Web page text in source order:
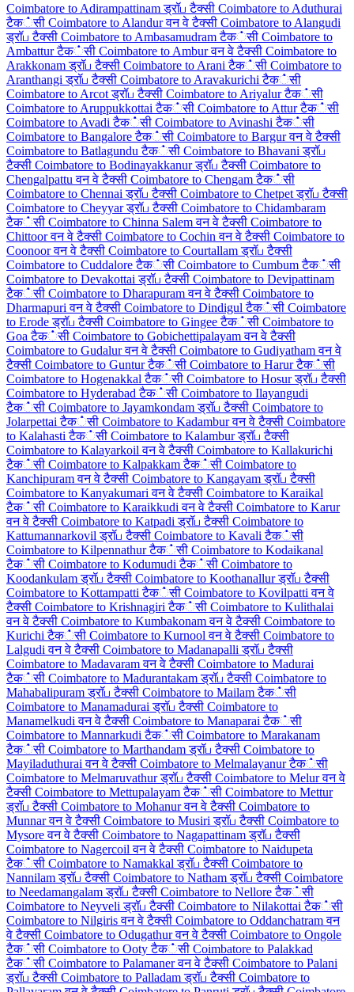
Coimbatore to Adirampattinam ड्रॉப टैक्सी Coimbatore to Aduthurai
टैक்सी Coimbatore to Alandur वन वे टैक्सी Coimbatore to Alangudi
ड्रॉப टैक्सी Coimbatore to Ambasamudram टैक்सी Coimbatore to
Ambattur टैक்सी Coimbatore to Ambur वन वे टैक्सी Coimbatore to
Arakkonam ड्रॉப टैक्सी Coimbatore to Arani टैक்सी Coimbatore to
Aranthangi ड्रॉப टैक्सी Coimbatore to Aravakurichi टैक்सी
Coimbatore to Arcot ड्रॉப टैक्सी Coimbatore to Ariyalur टैक்सी
Coimbatore to Aruppukkottai टैक்सी Coimbatore to Attur टैक்सी
Coimbatore to Avadi टैक்सी Coimbatore to Avinashi टैक்सी
Coimbatore to Bangalore टैक்सी Coimbatore to Bargur वन वे टैक्सी
Coimbatore to Batlagundu टैक்सी Coimbatore to Bhavani ड्रॉப
टैक्सी Coimbatore to Bodinayakkanur ड्रॉப टैक्सी Coimbatore to
Chengalpattu वन वे टैक्सी Coimbatore to Chengam टैक்सी
Coimbatore to Chennai ड्रॉப टैक्सी Coimbatore to Chetpet ड्रॉப टैक्सी
Coimbatore to Cheyyar ड्रॉப टैक्सी Coimbatore to Chidambaram
टैक்सी Coimbatore to Chinna Salem वन वे टैक्सी Coimbatore to
Chittoor वन वे टैक्सी Coimbatore to Cochin वन वे टैक्सी Coimbatore to
Coonoor वन वे टैक्सी Coimbatore to Courtallam ड्रॉப टैक्सी
Coimbatore to Cuddalore टैक்सी Coimbatore to Cumbum टैक்सी
Coimbatore to Devakottai ड्रॉப टैक्सी Coimbatore to Devipattinam
टैक்सी Coimbatore to Dharapuram वन वे टैक्सी Coimbatore to
Dharmapuri वन वे टैक्सी Coimbatore to Dindigul टैक்सी Coimbatore
to Erode ड्रॉப टैक्सी Coimbatore to Gingee टैक்सी Coimbatore to
Goa टैक்सी Coimbatore to Gobichettipalayam वन वे टैक्सी
Coimbatore to Gudalur वन वे टैक्सी Coimbatore to Gudiyatham वन वे
टैक्सी Coimbatore to Guntur टैक்सी Coimbatore to Harur टैक்सी
Coimbatore to Hogenakkal टैक்सी Coimbatore to Hosur ड्रॉப टैक्सी
Coimbatore to Hyderabad टैक்सी Coimbatore to Ilayangudi
टैक்सी Coimbatore to Jayamkondam ड्रॉப टैक्सी Coimbatore to
Jolarpettai टैक்सी Coimbatore to Kadambur वन वे टैक्सी Coimbatore
to Kalahasti टैक்सी Coimbatore to Kalambur ड्रॉப टैक्सी
Coimbatore to Kalayarkoil वन वे टैक्सी Coimbatore to Kallakurichi
टैक்सी Coimbatore to Kalpakkam टैक்सी Coimbatore to
Kanchipuram वन वे टैक्सी Coimbatore to Kangayam ड्रॉப टैक्सी
Coimbatore to Kanyakumari वन वे टैक्सी Coimbatore to Karaikal
टैक்सी Coimbatore to Karaikkudi वन वे टैक्सी Coimbatore to Karur
वन वे टैक्सी Coimbatore to Katpadi ड्रॉப टैक्सी Coimbatore to
Kattumannarkovil ड्रॉப टैक्सी Coimbatore to Kavali टैक்सी
Coimbatore to Kilpennathur टैक்सी Coimbatore to Kodaikanal
टैक்सी Coimbatore to Kodumudi टैक்सी Coimbatore to
Koodankulam ड्रॉப टैक्सी Coimbatore to Koothanallur ड्रॉப टैक्सी
Coimbatore to Kottampatti टैक்सी Coimbatore to Kovilpatti वन वे
टैक्सी Coimbatore to Krishnagiri टैक்सी Coimbatore to Kulithalai
वन वे टैक्सी Coimbatore to Kumbakonam वन वे टैक्सी Coimbatore to
Kurichi टैक்सी Coimbatore to Kurnool वन वे टैक्सी Coimbatore to
Lalgudi वन वे टैक्सी Coimbatore to Madanapalli ड्रॉப टैक्सी
Coimbatore to Madavaram वन वे टैक्सी Coimbatore to Madurai
टैक்सी Coimbatore to Madurantakam ड्रॉப टैक्सी Coimbatore to
Mahabalipuram ड्रॉப टैक्सी Coimbatore to Mailam टैक்सी
Coimbatore to Manamadurai ड्रॉப टैक्सी Coimbatore to
Manamelkudi वन वे टैक्सी Coimbatore to Manaparai टैक்सी
Coimbatore to Mannarkudi टैक்सी Coimbatore to Marakanam
टैक்सी Coimbatore to Marthandam ड्रॉப टैक्सी Coimbatore to
Mayiladuthurai वन वे टैक्सी Coimbatore to Melmalayanur टैक்सी
Coimbatore to Melmaruvathur ड्रॉப टैक्सी Coimbatore to Melur वन वे
टैक्सी Coimbatore to Mettupalayam टैक்सी Coimbatore to Mettur
ड्रॉப टैक्सी Coimbatore to Mohanur वन वे टैक्सी Coimbatore to
Munnar वन वे टैक्सी Coimbatore to Musiri ड्रॉப टैक्सी Coimbatore to
Mysore वन वे टैक्सी Coimbatore to Nagapattinam ड्रॉப टैक्सी
Coimbatore to Nagercoil वन वे टैक्सी Coimbatore to Naidupeta
टैक்सी Coimbatore to Namakkal ड्रॉப टैक्सी Coimbatore to
Nannilam ड्रॉப टैक्सी Coimbatore to Natham ड्रॉப टैक्सी Coimbatore
to Needamangalam ड्रॉப टैक्सी Coimbatore to Nellore टैक்सी
Coimbatore to Neyveli ड्रॉப टैक्सी Coimbatore to Nilakottai टैक்सी
Coimbatore to Nilgiris वन वे टैक्सी Coimbatore to Oddanchatram वन
वे टैक्सी Coimbatore to Odugathur वन वे टैक्सी Coimbatore to Ongole
टैक்सी Coimbatore to Ooty टैक்सी Coimbatore to Palakkad
टैक்सी Coimbatore to Palamaner वन वे टैक्सी Coimbatore to Palani
ड्रॉப टैक्सी Coimbatore to Palladam ड्रॉப टैक्सी Coimbatore to